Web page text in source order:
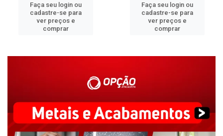
Faça seu login ou
cadastre-se para
ver preços e
comprar
Faça seu login ou
cadastre-se para
ver preços e
comprar